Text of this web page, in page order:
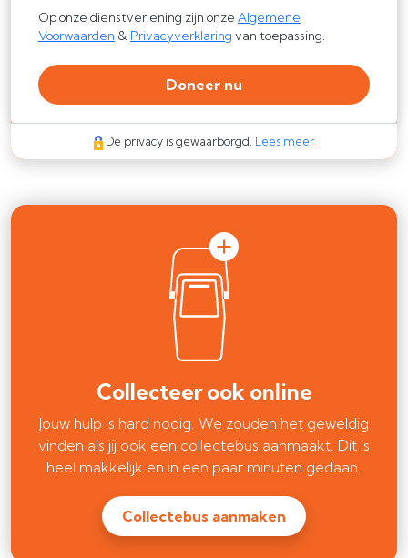
Op onze dienstverlening zijn onze Algemene
Voorwaarden & Privacyverklaring van toepassing.
Doneer nu
De privacy is gewaarborgd. Lees meer
Collecteer ook online
Jouw hulp is hard nodig. We zouden het geweldig
vinden als jij ook een collectebus aanmaakt. Dit is
heel makkelijk en in een paar minuten gedaan.
Collectebus aanmaken